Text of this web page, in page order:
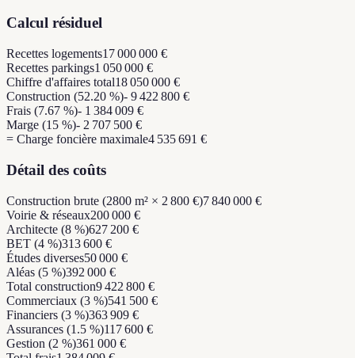
Calcul résiduel
Recettes logements17 000 000 €
Recettes parkings1 050 000 €
Chiffre d'affaires total18 050 000 €
Construction (52.20 %)- 9 422 800 €
Frais (7.67 %)- 1 384 009 €
Marge (15 %)- 2 707 500 €
= Charge foncière maximale4 535 691 €
Détail des coûts
Construction brute (2800 m² × 2 800 €)7 840 000 €
Voirie & réseaux200 000 €
Architecte (8 %)627 200 €
BET (4 %)313 600 €
Études diverses50 000 €
Aléas (5 %)392 000 €
Total construction9 422 800 €
Commerciaux (3 %)541 500 €
Financiers (3 %)363 909 €
Assurances (1.5 %)117 600 €
Gestion (2 %)361 000 €